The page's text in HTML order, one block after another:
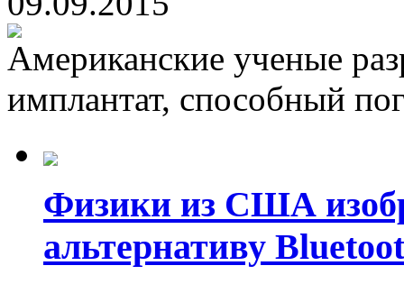
Американские ученые
имплантат, способный
Физики из США
альтернативу